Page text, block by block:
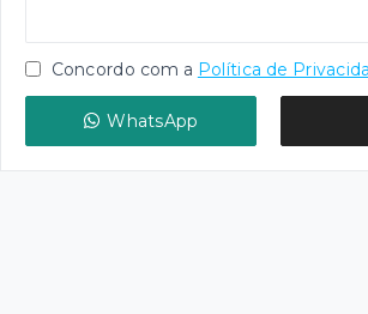
Concordo com a Política de
WhatsApp